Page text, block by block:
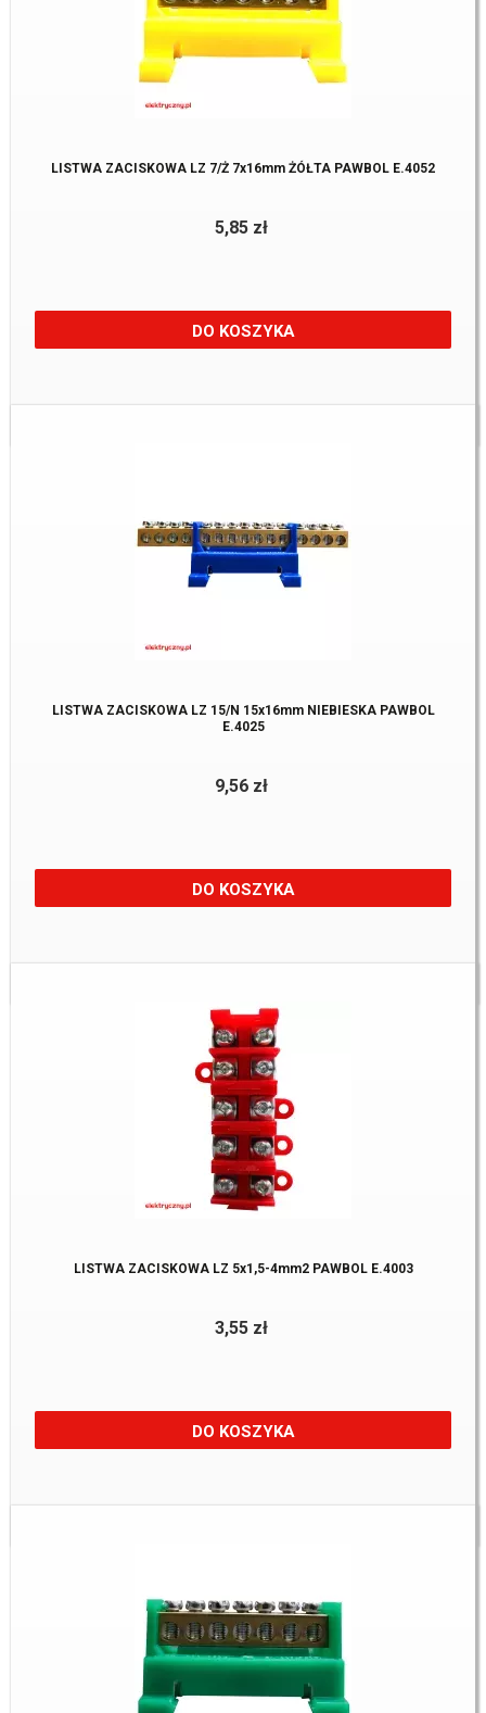
LISTWA ZACISKOWA LZ 7/Ż 7x16mm ŻÓŁTA PAWBOL E.4052
5,85 zł
DO KOSZYKA
Dostępne:40 Szt.
LISTWA ZACISKOWA LZ 15/N 15x16mm NIEBIESKA PAWBOL
E.4025
9,56 zł
DO KOSZYKA
Dostępne:37 Szt.
LISTWA ZACISKOWA LZ 5x1,5-4mm2 PAWBOL E.4003
3,55 zł
DO KOSZYKA
Dostępne:32 Szt.